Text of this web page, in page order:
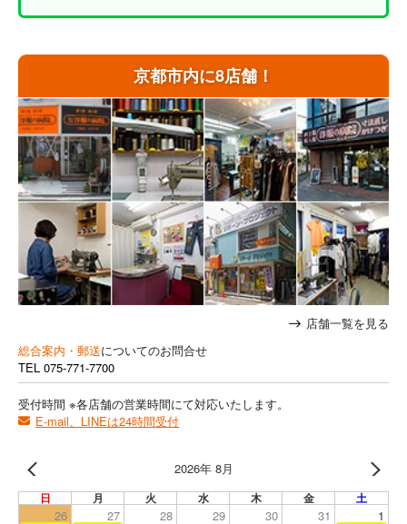
京都市内に8店舗！
店舗一覧を見る
総合案内・郵送についてのお問合せ
TEL 075-771-7700
受付時間 ※各店舗の営業時間にて対応いたします。
E-mail、LINEは24時間受付
2026年 8月
日 月 火 水 木 金 土
26 27 28 29 30 31 1